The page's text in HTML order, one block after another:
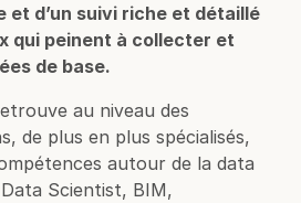
et d’un suivi riche et détaillé
qui peinent à collecter et
de base.
au niveau des
de plus en plus spécialisés,
autour de la data
Scientist, BIM,